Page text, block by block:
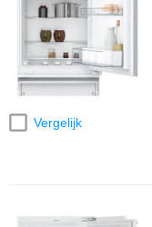
Vergelijk